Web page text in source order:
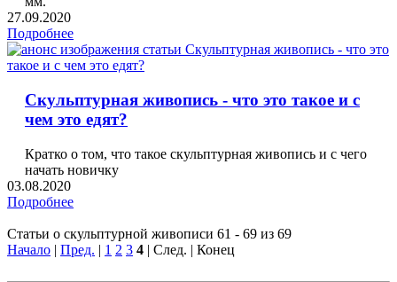
27.09.2020
Подробнее
Скульптурная живопись - что это такое и с
чем это едят?
Кратко о том, что такое скульптурная живопись и с чего
начать новичку
03.08.2020
Подробнее
Статьи о скульптурной живописи 61 - 69 из 69
Начало | Пред. | 1 2 3 4 | След. | Конец